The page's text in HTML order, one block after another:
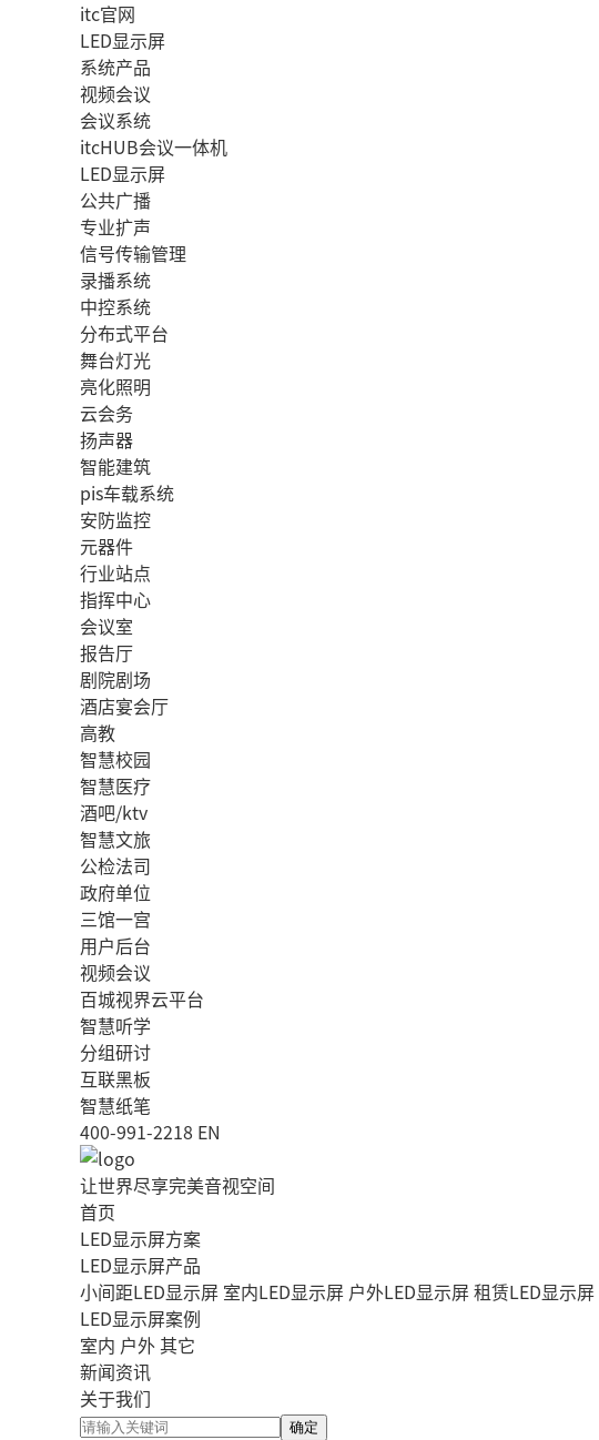
itc官网
LED显示屏
系统产品
视频会议
会议系统
itcHUB会议一体机
LED显示屏
公共广播
专业扩声
信号传输管理
录播系统
中控系统
分布式平台
舞台灯光
亮化照明
云会务
扬声器
智能建筑
pis车载系统
安防监控
元器件
行业站点
指挥中心
会议室
报告厅
剧院剧场
酒店宴会厅
高教
智慧校园
智慧医疗
酒吧/ktv
智慧文旅
公检法司
政府单位
三馆一宫
用户后台
视频会议
百城视界云平台
智慧听学
分组研讨
互联黑板
智慧纸笔
400-991-2218 EN
让世界尽享完美音视空间
首页
LED显示屏方案
LED显示屏产品
小间距LED显示屏 室内LED显示屏 户外LED显示屏租赁LED显示屏
LED显示屏案例
室内 户外其它
新闻资讯
关于我们
确定